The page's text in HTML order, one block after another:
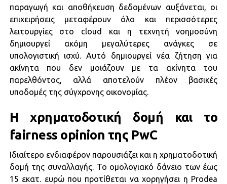
παραγωγή και αποθήκευση δεδομένων αυξάνεται, οι
επιχειρήσεις μεταφέρουν όλο και περισσότερες
λειτουργίες στο cloud και η τεχνητή νοημοσύνη
δημιουργεί ακόμη μεγαλύτερες ανάγκες σε
υπολογιστική ισχύ. Αυτό δημιουργεί νέα ζήτηση για
ακίνητα που δεν μοιάζουν με τα ακίνητα του
παρελθόντος, αλλά αποτελούν πλέον βασικές
υποδομές της σύγχρονης οικονομίας.
Η χρηματοδοτική δομή και το
fairness opinion της PwC
Ιδιαίτερο ενδιαφέρον παρουσιάζει και η χρηματοδοτική
δομή της συναλλαγής. Το ομολογιακό δάνειο των έως
15 εκατ. ευρώ που προτίθεται να χορηγήσει η Prodea